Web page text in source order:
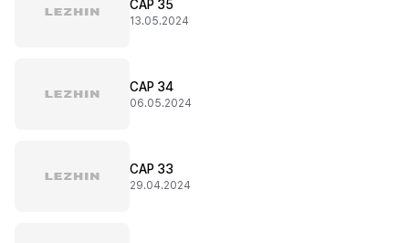
CAP 35
13.05.2024
CAP 34
06.05.2024
CAP 33
29.04.2024